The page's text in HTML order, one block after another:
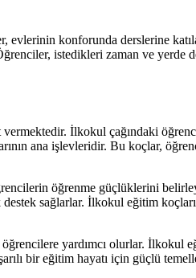
evlerinin konforunda derslerine
istedikleri zaman ve yerde
İlkokul çağındaki
ana işlevleridir. Bu koçlar,
öğrenme güçlüklerini
sağlarlar. İlkokul eğitim
yardımcı olurlar. İlkokul
bir eğitim hayatı için güçlü